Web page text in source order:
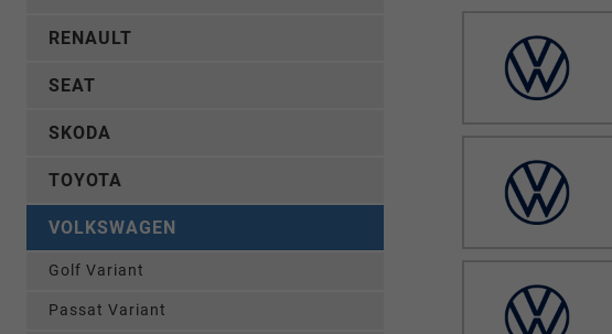
RENAULT
SEAT
SKODA
TOYOTA
VOLKSWAGEN
Golf Variant
Passat Variant